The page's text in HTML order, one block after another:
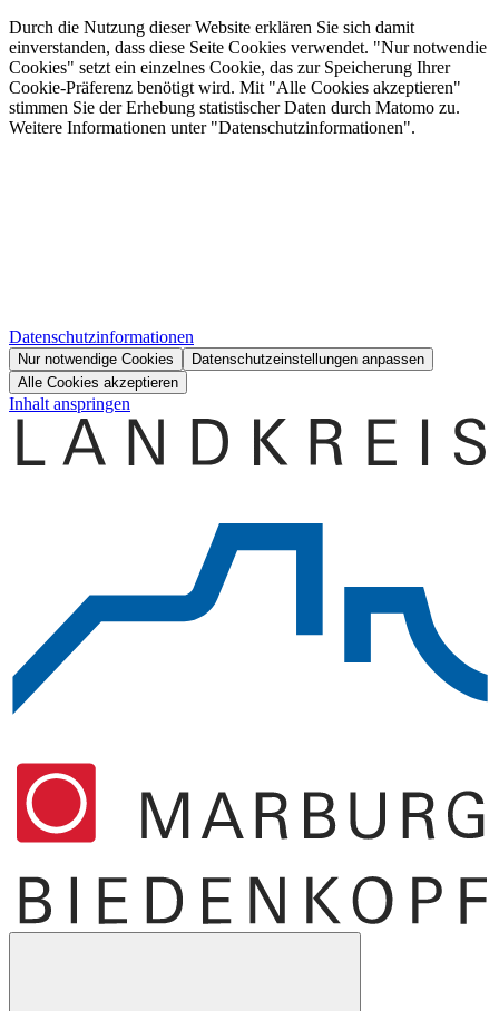
Durch die Nutzung dieser Website erklären Sie sich damit
einverstanden, dass diese Seite Cookies verwendet. "Nur notwendie
Cookies" setzt ein einzelnes Cookie, das zur Speicherung Ihrer
Cookie-Präferenz benötigt wird. Mit "Alle Cookies akzeptieren"
stimmen Sie der Erhebung statistischer Daten durch Matomo zu.
Weitere Informationen unter "Datenschutzinformationen".
Datenschutzinformationen
Nur notwendige Cookies
Datenschutzeinstellungen anpassen
Alle Cookies akzeptieren
Inhalt anspringen